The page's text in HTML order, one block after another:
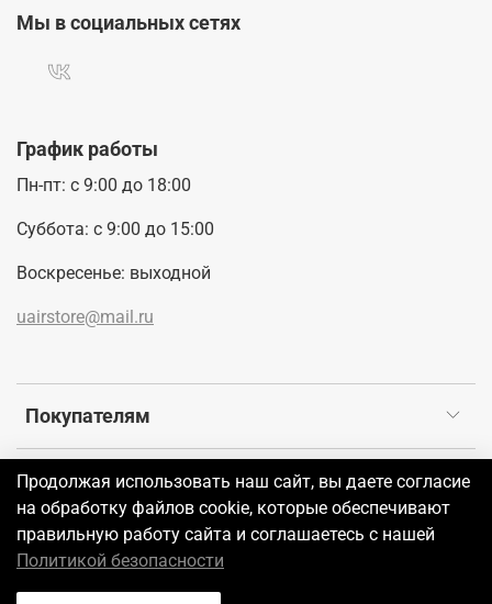
Покупателям
График работы
Пн-пт: с 9:00 до 18:00
Суббота: с 9:00 до 15:00
Воскресенье: выходной
uairstore@mail.ru
Мы в социальных сетях
©2026 UAIR
Продолжая использовать наш сайт, вы даете согласие
на обработку файлов cookie, которые обеспечивают
правильную работу сайта и соглашаетесь с нашей
Политикой безопасности